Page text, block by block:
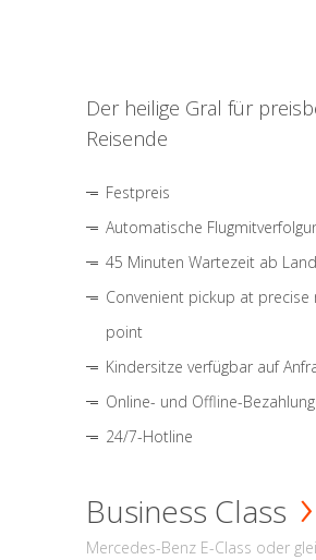
Der heilige Gral für
Reisende
Festpreis
Automatische
45 Minuten Wartezeit ab
Convenient pickup at precise
point
Kindersitze verfügbar auf
Online- und Offline-
24/7-Hotline
Business Class
Mercedes-Benz E-Class oder